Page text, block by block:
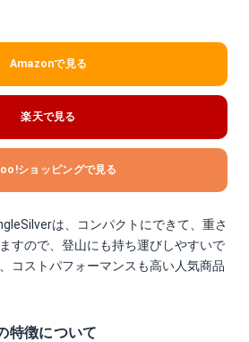
Amazonで見る
楽天で見る
ショッピングで見る
は、コンパクトにできて、重さ
すので、登山にも持ち運びしやすいで
コストパフォーマンスも高い人気商品
特徴について